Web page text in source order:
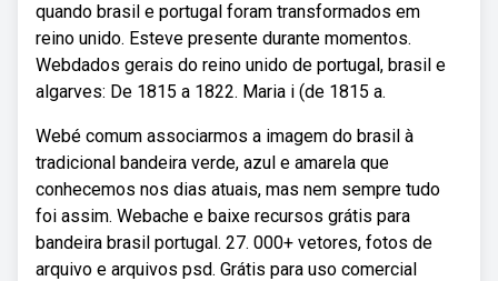
quando brasil e portugal foram transformados em
reino unido. Esteve presente durante momentos.
Webdados gerais do reino unido de portugal, brasil e
algarves: De 1815 a 1822. Maria i (de 1815 a.
Webé comum associarmos a imagem do brasil à
tradicional bandeira verde, azul e amarela que
conhecemos nos dias atuais, mas nem sempre tudo
foi assim. Webache e baixe recursos grátis para
bandeira brasil portugal. 27. 000+ vetores, fotos de
arquivo e arquivos psd. Grátis para uso comercial